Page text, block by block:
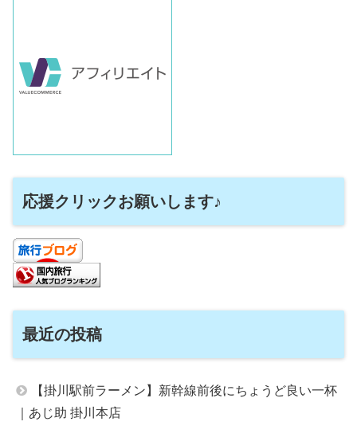
応援クリックお願いします♪
最近の投稿
【掛川駅前ラーメン】新幹線前後にちょうど良い一杯
｜あじ助 掛川本店